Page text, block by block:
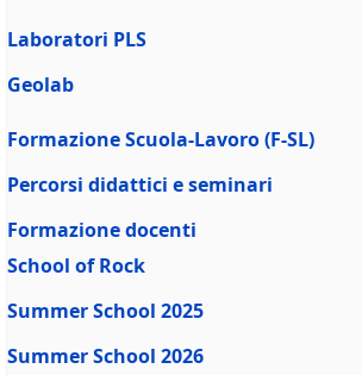
Laboratori PLS
Geolab
Formazione Scuola-Lavoro (F-SL)
Percorsi didattici e seminari
Formazione docenti
School of Rock
Summer School 2025
Summer School 2026